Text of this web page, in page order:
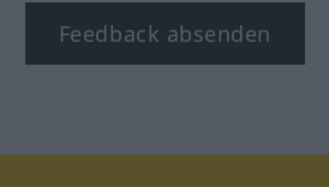
Feedback absenden